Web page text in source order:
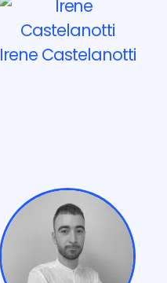
Irene Castelanotti